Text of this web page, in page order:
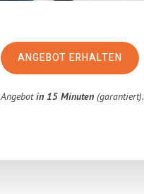
ANGEBOT ERHALTEN
Angebotin 15 Minuten (garantiert).